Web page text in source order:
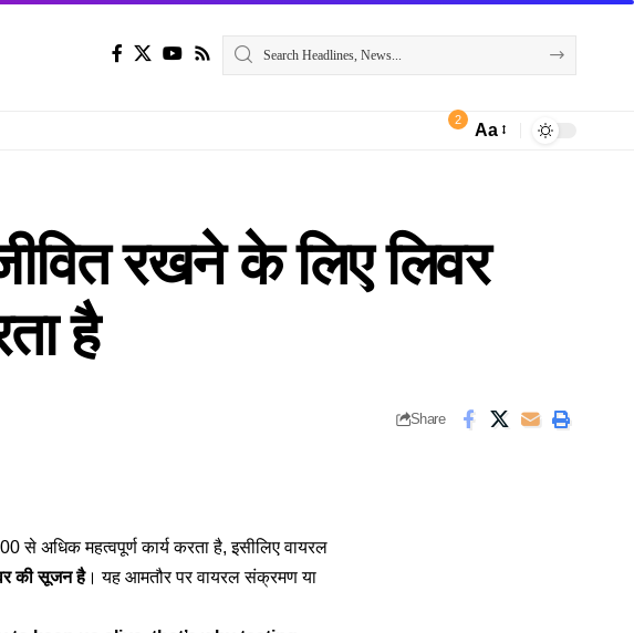
2
Aa
रखने के लिए लिवर
है
Share
से अधिक महत्वपूर्ण कार्य करता है, इसीलिए वायरल
की सूजन है। यह आमतौर पर वायरल संक्रमण या